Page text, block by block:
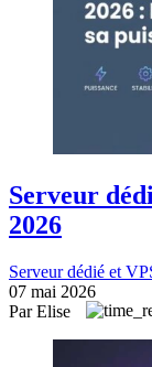
Serveur
2026
Serveur dédié et
07 mai 2026
Par Elise